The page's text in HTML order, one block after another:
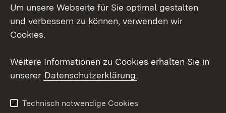
Social Wall
Youtube
Kontakt
Datenschutz
Barrierefreiheit
Um unsere Webseite für Sie optimal gestalten
und verbessern zu können, verwenden wir
Cookies.
Weitere Informationen zu Cookies erhalten Sie in
unserer Datenschutzerklärung.
Technisch notwendige Cookies